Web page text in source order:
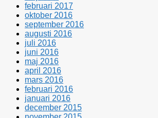
februari 2017
oktober 2016
september 2016
augusti 2016
juli 2016
juni 2016
maj 2016
april 2016
mars 2016
februari 2016
januari 2016
december 2015